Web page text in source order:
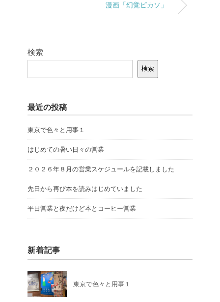
漫画「幻覚ピカソ」
検索
検索
最近の投稿
東京で色々と用事１
はじめての暑い日々の営業
２０２６年８月の営業スケジュールを記載しました
先日から再び本を読みはじめていました
平日営業と夜だけど本とコーヒー営業
新着記事
東京で色々と用事１